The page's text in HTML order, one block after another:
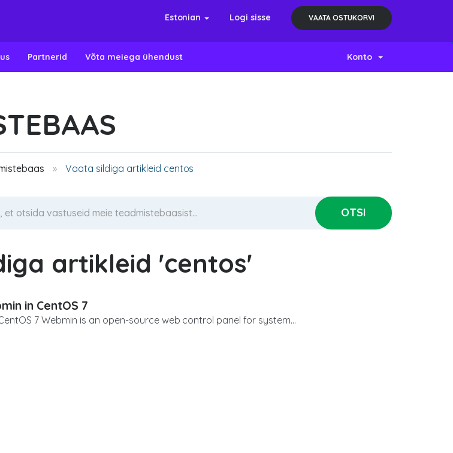
Estonian Logi sisse VAATA OSTUKORVI
Partnerid Võta meiega ühendust Konto
Vaata sildiga artikleid centos
artikleid 'centos'
in CentOS 7
7 Webmin is an open-source web control panel for system...